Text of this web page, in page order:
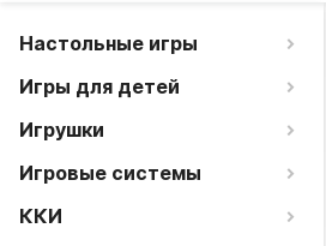
Настольные игры
Игры для детей
Игрушки
Игровые системы
ККИ